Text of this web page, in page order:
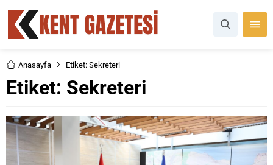
Anasayfa Etiket: Sekreteri
Etiket: Sekreteri